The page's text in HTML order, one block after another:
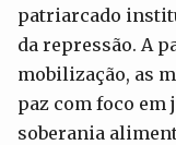
patriarcado
da repressão. A
mobilização, as
paz com foco em
soberania